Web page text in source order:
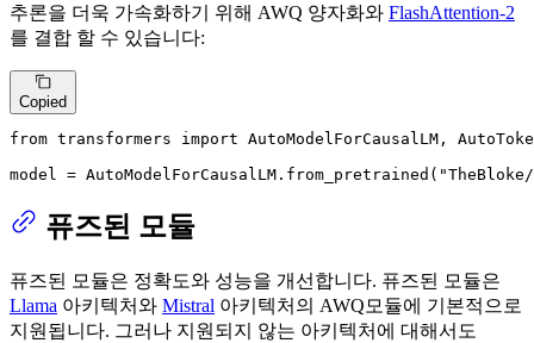
추론을 더욱 가속화하기 위해 AWQ 양자화와 FlashAttention-2
를 결합 할 수 있습니다:
Copied
from transformers import AutoModelForCausalLM,
model = AutoModelForCausalLM.from_pretrained(
퓨즈된 모듈
퓨즈된 모듈은 정확도와 성능을 개선합니다. 퓨즈된 모듈은
Llama 아키텍처와 Mistral 아키텍처의 AWQ모듈에 기본적으로
지원됩니다. 그러나 지원되지 않는 아키텍처에 대해서도